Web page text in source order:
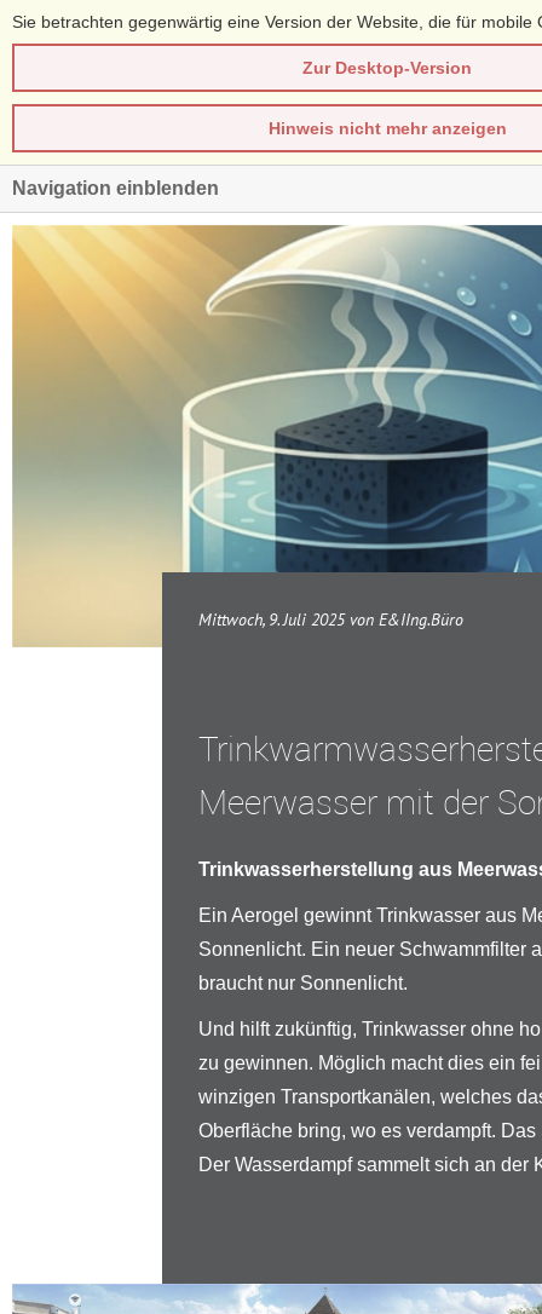
Sie betrachten gegenwärtig eine Version der Website, die für mobile
Zur Desktop-Version
Hinweis nicht mehr anzeigen
Navigation einblenden
Mittwoch, 9. Juli 2025 von E&IIng.Büro
Meerwasser mit der
Trinkwasserherstellung aus
Ein Aerogel gewinnt Trinkwasser aus
Sonnenlicht. Ein neuer Schwammfilter
braucht nur Sonnenlicht.
Und hilft zukünftig, Trinkwasser ohne
zu gewinnen. Möglich macht dies ein
winzigen Transportkanälen, welches
Oberfläche bring, wo es verdampft.
Der Wasserdampf sammelt sich an der